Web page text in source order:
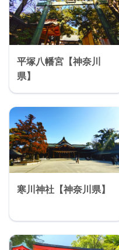
平塚八幡宮【神奈川
県】
寒川神社【神奈川県】